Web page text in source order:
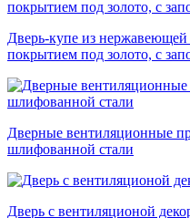
Дверь-купе из
покрытием под золото, с
Дверные вентиляционные
шлифованной стали
Дверь с вентиляционой